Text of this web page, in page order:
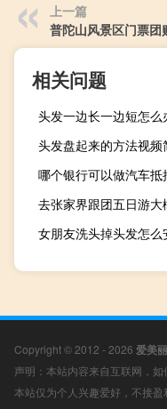
上一篇
普陀山风景区门票团
相关问题
头发一边长一边短怎么
头发盘起来的方法视频
哪个银行可以做汽车抵
去张家界跟团五日游大
女朋友洗头掉头发怎么
Copyright © 2012 - 2026 爱美
声明：本站内容来自互联网，
本站仅为个人兴趣爱好，不接